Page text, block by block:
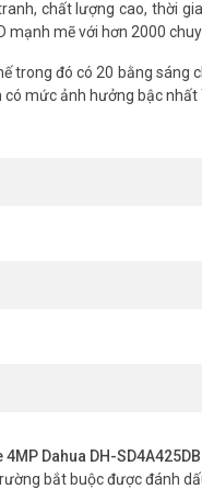
chất lượng cao, thời
mạnh mẽ với hơn 2000
trong đó có 20 bằng sáng
mức ảnh hưởng bậc nhất
Dahua DH-
bắt buộc được đánh